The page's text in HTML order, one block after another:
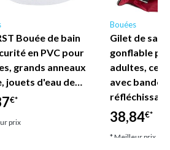
Bouée de bain
en PVC pour
grands anneaux
jouets d'eau de…
€*
prix
Bouées
Gilet de
gonflable
adultes,
avec bandes
38,84€*
* Meilleur prix